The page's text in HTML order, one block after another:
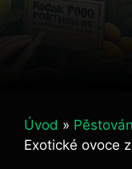
Úvod »
Exotické ovoce